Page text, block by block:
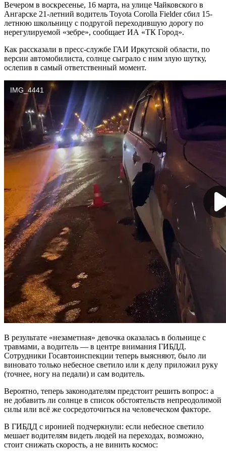
Вечером в воскресенье, 16 марта, на улице Чайковского в
Ангарске 21-летний водитель Toyota Corolla Fielder сбил 15-
летнюю школьницу с подругой переходившую дорогу по
нерегулируемой «зебре», сообщает ИА «ТК Город».
Как рассказали в пресс-службе ГАИ Иркутской области, по
версии автомобилиста, солнце сыграло с ним злую шутку,
ослепив в самый ответственный момент.
В результате «незаметная» девочка оказалась в больнице с
травмами, а водитель — в центре внимания ГИБДД.
Сотрудники Госавтоинспекции теперь выясняют, было ли
виновато только небесное светило или к делу приложил руку
(точнее, ногу на педали) и сам водитель.
Вероятно, теперь законодателям предстоит решить вопрос: а
не добавить ли солнце в список обстоятельств непреодолимой
силы или всё же сосредоточиться на человеческом факторе.
В ГИБДД с иронией подчеркнули: если небесное светило
мешает водителям видеть людей на переходах, возможно,
стоит снижать скорость, а не винить космос: